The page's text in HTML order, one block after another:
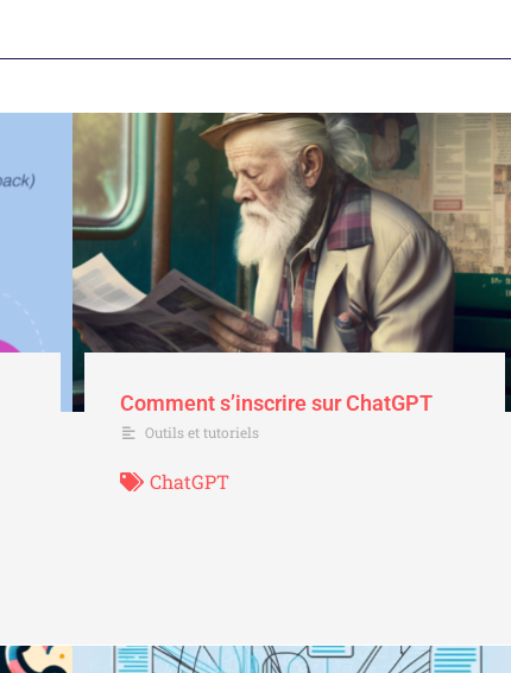
Comment s’inscrire sur ChatGPT
Outils et tutoriels
ChatGPT